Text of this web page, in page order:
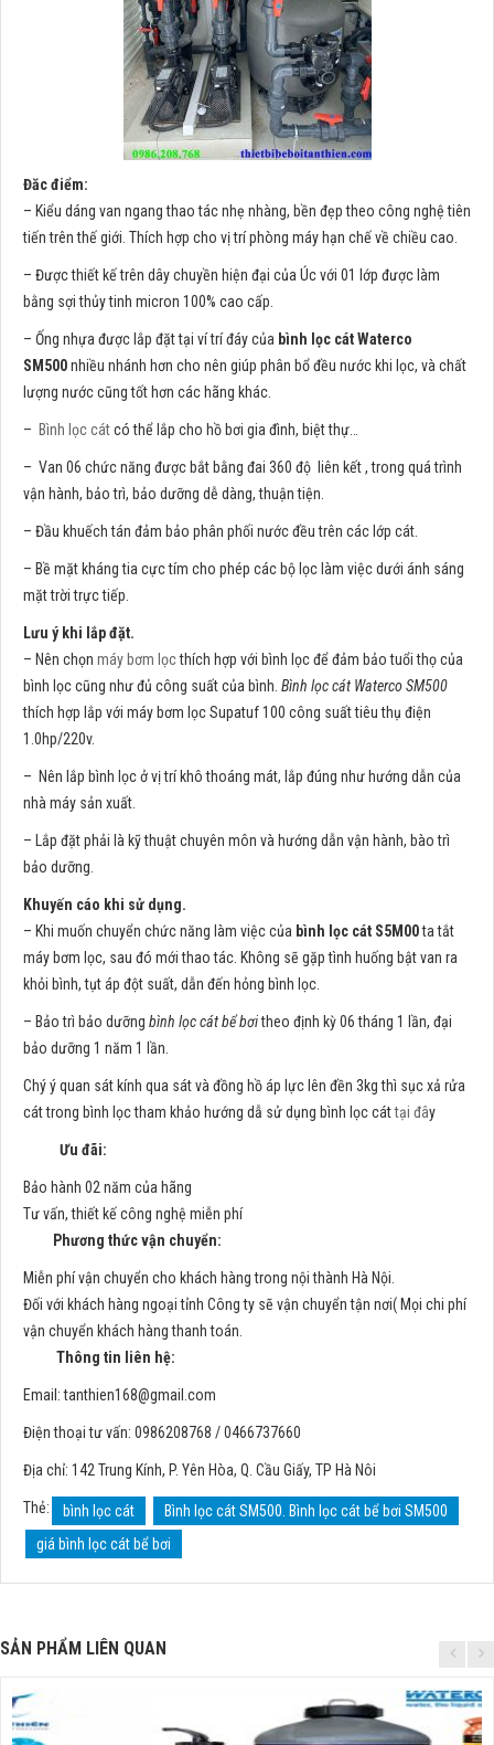
Đăc điểm:
– Kiểu dáng van ngang thao tác nhẹ nhàng, bền đẹp theo công nghệ tiên
tiến trên thế giới. Thích hợp cho vị trí phòng máy hạn chế về chiều cao.
– Được thiết kế trên dây chuyền hiện đại của Úc với 01 lớp được làm
bằng sợi thủy tinh micron 100% cao cấp.
– Ống nhựa được lắp đặt tại ví trí đáy của bình lọc cát Waterco
SM500nhiều nhánh hơn cho nên giúp phân bổ đều nước khi lọc, và chất
lượng nước cũng tốt hơn các hãng khác.
– Bình lọc cátcó thể lắp cho hồ bơi gia đình, biệt thự…
– Van 06 chức năng được bắt bằng đai 360 độ liên kết , trong quá trình
vận hành, bảo trì, bảo dưỡng dễ dàng, thuận tiện.
– Đầu khuếch tán đảm bảo phân phối nước đều trên các lớp cát.
– Bề mặt kháng tia cực tím cho phép các bộ lọc làm việc dưới ánh sáng
mặt trời trực tiếp.
Lưu ý khi lắp đặt.
– Nên chọn máy bơm lọcthích hợp với bình lọc để đảm bảo tuổi thọ của
bình lọc cũng như đủ công suất của bình. Bình lọc cát Waterco SM500
thích hợp lắp với máy bơm lọc Supatuf 100 công suất tiêu thụ điện
1.0hp/220v.
– Nên lắp bình lọc ở vị trí khô thoáng mát, lắp đúng như hướng dẫn của
nhà máy sản xuất.
– Lắp đặt phải là kỹ thuật chuyên môn và hướng dẫn vận hành, bào trì
bảo dưỡng.
Khuyến cáo khi sử dụng.
– Khi muốn chuyển chức năng làm việc của bình lọc cát S5M00ta tắt
máy bơm lọc, sau đó mới thao tác. Không sẽ gặp tình huống bật van ra
khỏi bình, tụt áp đột suất, dẫn đến hỏng bình lọc.
– Bảo trì bảo dưỡng bình lọc cát bể bơitheo định kỳ 06 tháng 1 lần, đại
bảo dưỡng 1 năm 1 lần.
Chý ý quan sát kính qua sát và đồng hồ áp lực lên đền 3kg thì sục xả rửa
cát trong bình lọc tham khảo hướng dẫ sử dụng bình lọc cáttại đây
Ưu đãi:
Bảo hành 02 năm của hãng
Tư vấn, thiết kế công nghệ miễn phí
Phương thức vận chuyển:
Miễn phí vận chuyển cho khách hàng trong nội thành Hà Nội.
Đối với khách hàng ngoại tỉnh Công ty sẽ vận chuyển tận nơi( Mọi chi phí
vận chuyển khách hàng thanh toán.
Thông tin liên hệ:
Email:tanthien168@gmail.com
Điện thoại tư vấn: 0986208768 / 0466737660
Địa chỉ: 142 Trung Kính, P. Yên Hòa, Q. Cầu Giấy, TP Hà Nôi
Thẻ: bình lọc cát
Bình lọc cát SM500. Bình lọc cát bể bơi SM500
giá bình lọc cát bể bơi
SẢN PHẨM LIÊN QUAN